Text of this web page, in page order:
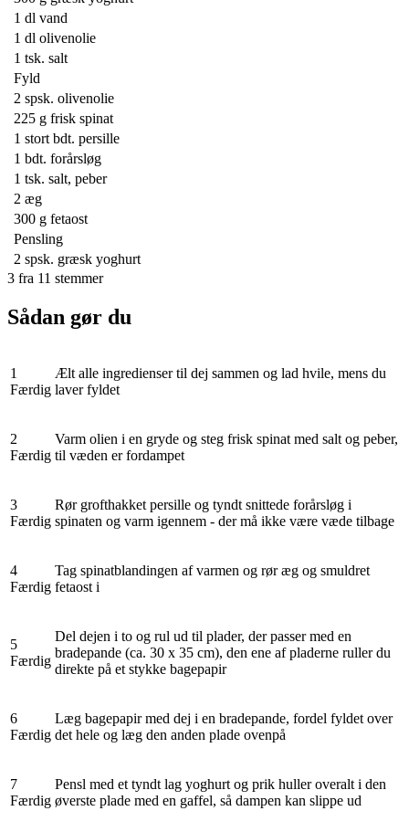
1 dl vand
1 dl olivenolie
1 tsk. salt
Fyld
2 spsk. olivenolie
225 g frisk spinat
1 stort bdt. persille
1 bdt. forårsløg
1 tsk. salt, peber
2 æg
300 g fetaost
Pensling
2 spsk. græsk yoghurt
3 fra 11 stemmer
Sådan gør du
1
Færdig
Ælt alle ingredienser til dej sammen og lad hvile, mens du
laver fyldet
2
Færdig
Varm olien i en gryde og steg frisk spinat med salt og peber,
til væden er fordampet
3
Færdig
Rør grofthakket persille og tyndt snittede forårsløg i
spinaten og varm igennem - der må ikke være væde tilbage
4
Færdig
Tag spinatblandingen af varmen og rør æg og smuldret
fetaost i
5
Færdig
Del dejen i to og rul ud til plader, der passer med en
bradepande (ca. 30 x 35 cm), den ene af pladerne ruller du
direkte på et stykke bagepapir
6
Færdig
Læg bagepapir med dej i en bradepande, fordel fyldet over
det hele og læg den anden plade ovenpå
7
Færdig
Pensl med et tyndt lag yoghurt og prik huller overalt i den
øverste plade med en gaffel, så dampen kan slippe ud